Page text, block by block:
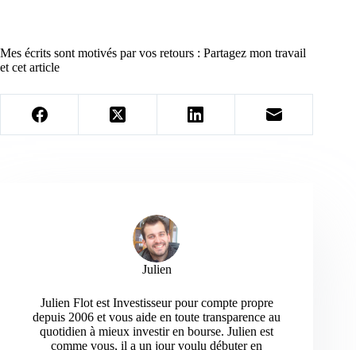
Mes écrits sont motivés par vos retours : Partagez mon travail
et cet article
Julien
Julien Flot est Investisseur pour compte propre
depuis 2006 et vous aide en toute transparence au
quotidien à mieux investir en bourse. Julien est
comme vous, il a un jour voulu débuter en